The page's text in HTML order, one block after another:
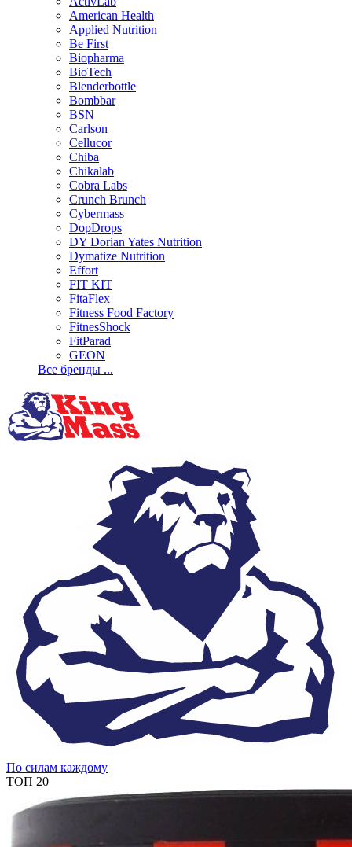
American Health
Applied Nutrition
Be First
Biopharma
BioTech
Blenderbottle
Bombbar
BSN
Carlson
Cellucor
Chiba
Chikalab
Cobra Labs
Crunch Brunch
Cybermass
DopDrops
DY Dorian Yates Nutrition
Dymatize Nutrition
Effort
FIT KIT
FitaFlex
Fitness Food Factory
FitnesShock
FitParad
GEON
Все бренды ...
По силам каждому
ТОП 20